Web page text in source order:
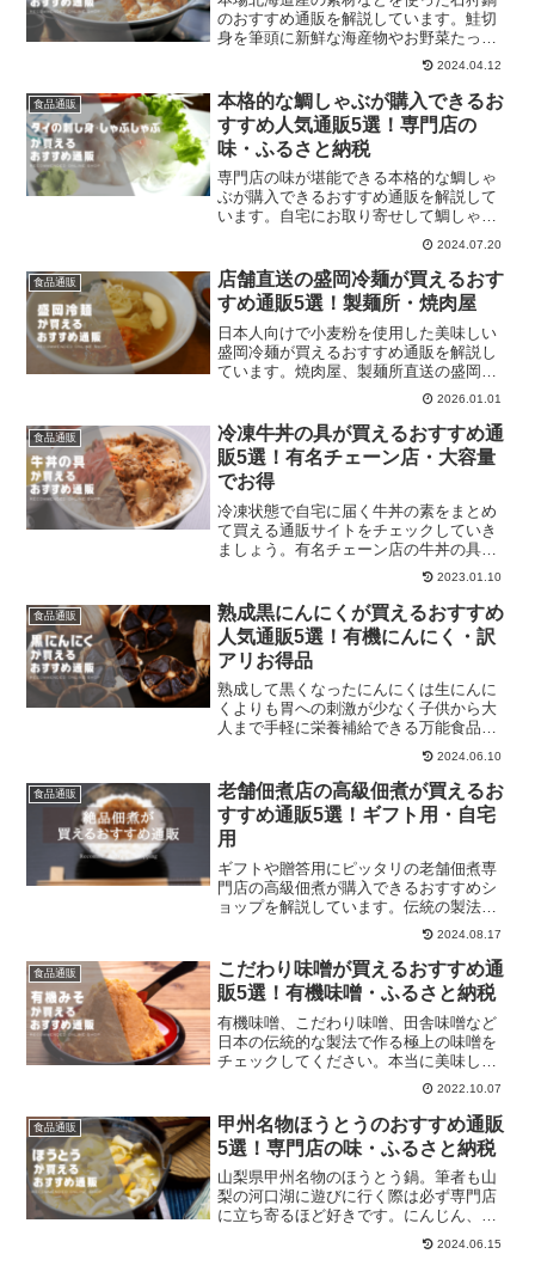
のおすすめ通販を解説しています。鮭切
身を筆頭に新鮮な海産物やお野菜たっぷ
りのお鍋を楽しみたいなら今すぐチェッ
2024.04.12
食品通販
本格的な鯛しゃぶが購入できるお
すすめ人気通販5選！専門店の
味・ふるさと納税
専門店の味が堪能できる本格的な鯛しゃ
ぶが購入できるおすすめ通販を解説して
います。自宅にお取り寄せして鯛しゃぶ
2024.07.20
食品通販
店舗直送の盛岡冷麺が買えるおす
すめ通販5選！製麺所・焼肉屋
日本人向けで小麦粉を使用した美味しい
盛岡冷麺が買えるおすすめ通販を解説し
ています。焼肉屋、製麺所直送の盛岡冷
2026.01.01
食品通販
冷凍牛丼の具が買えるおすすめ通
販5選！有名チェーン店・大容量
でお得
冷凍状態で自宅に届く牛丼の素をまとめ
て買える通販サイトをチェックしていき
ましょう。有名チェーン店の牛丼の具材
を手軽に買えるので自宅にストックして
小腹が空いた時に牛丼を食べられるよう
にしておきましょう。保存食としてもお
すすめですね。
2023.01.10
食品通販
熟成黒にんにくが買えるおすすめ
人気通販5選！有機にんにく・訳
アリお得品
熟成して黒くなったにんにくは生にんに
くよりも胃への刺激が少なく子供から大
人まで手軽に栄養補給できる万能食品で
す。サプリメントとしても愛用されるよ
うになっています。本記事で黒にんにく
を手軽に安く買える通販サイトを比較し
ましょう！
2024.06.10
食品通販
老舗佃煮店の高級佃煮が買えるお
すすめ通販5選！ギフト用・自宅
用
ギフトや贈答用にピッタリの老舗佃煮専
門店の高級佃煮が購入できるおすすめシ
ョップを解説しています。伝統の製法で
炊き上げたご飯やお酒に合う絶品の佃煮
2024.08.17
食品通販
こだわり味噌が買えるおすすめ通
販5選！有機味噌・ふるさと納税
有機味噌、こだわり味噌、田舎味噌など
日本の伝統的な製法で作る極上の味噌を
チェックしてください。本当に美味しい
味噌ってそのまま野菜スティックで食べ
2022.10.07
食品通販
甲州名物ほうとうのおすすめ通販
5選！専門店の味・ふるさと納税
山梨県甲州名物のほうとう鍋。筆者も山
梨の河口湖に遊びに行く際は必ず専門店
に立ち寄るほど好きです。にんじん、か
ぼちゃ、きのこ、豚肉を味噌スープで煮
込んだほうとうは絶品です。それぞれの
2024.06.15